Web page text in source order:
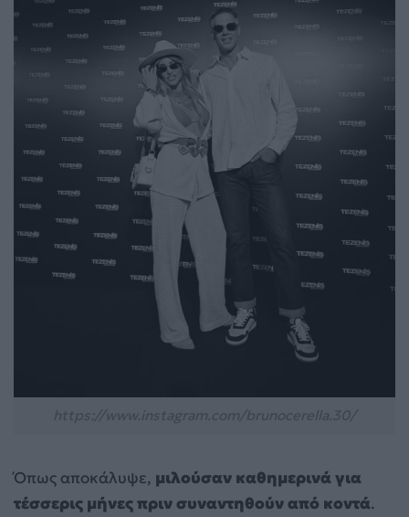
Όπως αποκάλυψε, μιλούσαν καθημερινά για
τέσσερις μήνες πριν συναντηθούν από κοντά.